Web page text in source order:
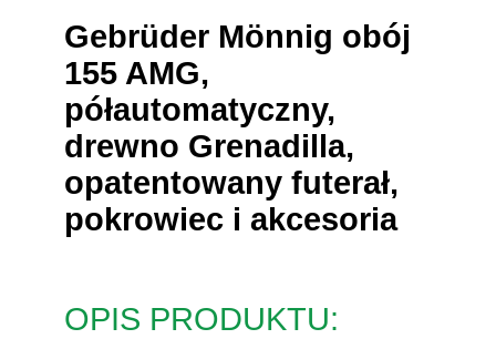
Gebrüder Mönnig obój
155 AMG,
półautomatyczny,
drewno Grenadilla,
opatentowany futerał,
pokrowiec i akcesoria
OPIS PRODUKTU: